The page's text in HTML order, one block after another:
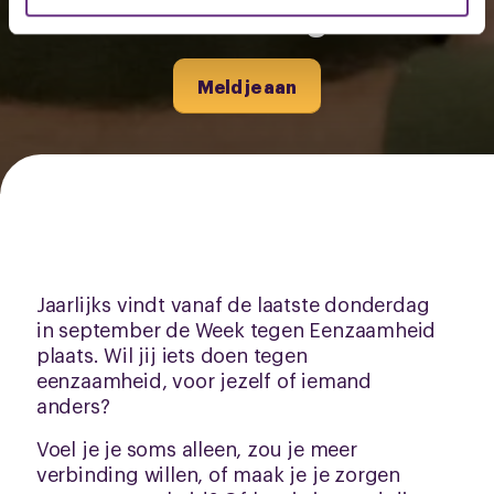
U kunt uw toestemming op elk moment wijzigen of
of door te klikken op
het ronde cookie-instellingenicoontje linksonder op de
verbinding
Meld je aan
Jaarlijks vindt vanaf de laatste donderdag
in september de Week tegen Eenzaamheid
plaats. Wil jij iets doen tegen
eenzaamheid, voor jezelf of iemand
anders?
Voel je je soms alleen, zou je meer
verbinding willen, of maak je je zorgen